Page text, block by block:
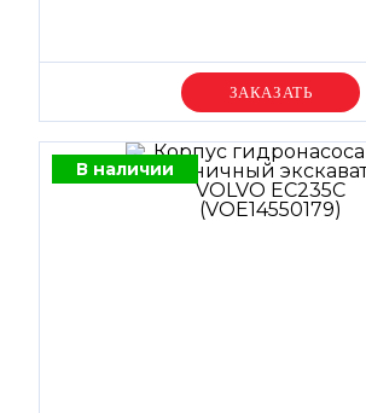
Уточняйте цену
В наличии